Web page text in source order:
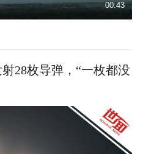
00:43
28枚导弹，“一枚都没